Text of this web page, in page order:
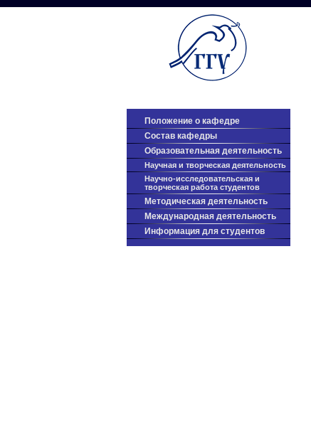
Положение о кафедре
Cостав кафедры
Образовательная деятельность
Научная и творческая деятельность
Научно-исследовательская и
творческая работа студентов
Методическая деятельность
Международная деятельность
Информация для студентов